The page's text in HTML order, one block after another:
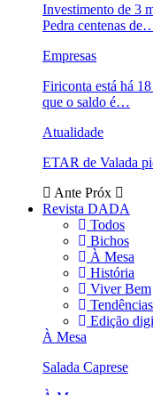
Investimento de 3
Pedra centenas
Empresas
Firiconta está há
que o saldo é…
Atualidade
ETAR de Valada
Ante Próx
Revista DADA
Todos
Bichos
À Mesa
História
Viver Bem
Tendências
Edição
À Mesa
Salada Caprese